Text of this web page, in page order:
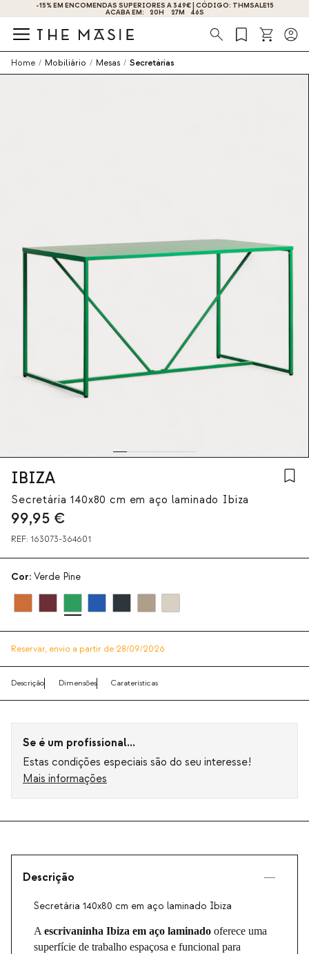
OBTENHA 10% DE DESCONTO AO SE INSCREVER AGORA!
Procura
Home / Mobiliário / Mesas / Secretárias
IBIZA
Secretária 140x80 cm em aço laminado Ibiza
99,95 €
REF: 163073-364601
Cor: Verde Pine
Reservar, envio a partir de 28/09/2026
Descrição Dimensões Caraterísticas
Se é um profissional...
Estas condições especiais são do seu interesse!
Mais informações
Descrição
Secretária 140x80 cm em aço laminado Ibiza
A escrivaninha Ibiza em aço laminado oferece uma
superfície de trabalho espaçosa e funcional para